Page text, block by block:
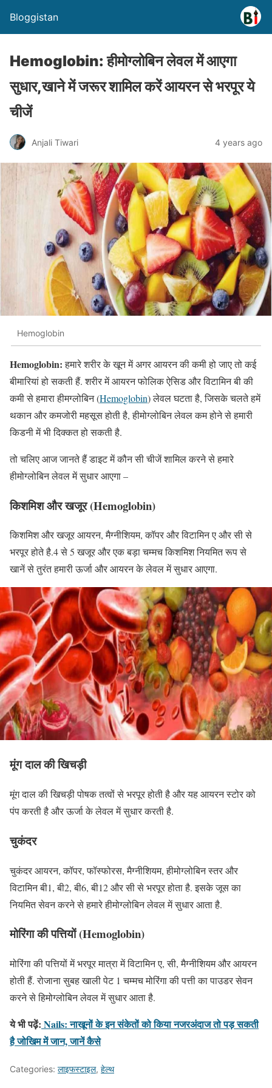
Bloggistan
Hemoglobin: हीमोग्लोबिन लेवल में आएगा
सुधार,खाने में जरूर शामिल करें आयरन से भरपूर ये
चीजें
Anjali Tiwari 4 years ago
Hemoglobin
Hemoglobin:हमारे शरीर के खून में अगर आयरन की कमी हो जाए तो कई
बीमारियां हो सकती हैं. शरीर में आयरन फोलिक ऐसिड और विटामिन बी की
कमी से हमारा हीमग्लोबिन (Hemoglobin) लेवल घटता है, जिसके चलते हमें
थकान और कमजोरी महसूस होती है, हीमोग्लोबिन लेवल कम होने से हमारी
किडनी में भी दिक्कत हो सकती है.
तो चलिए आज जानते हैं डाइट में कौन सी चीजें शामिल करने से हमारे
हीमोग्लोबिन लेवल में सुधार आएगा –
किशमिश और खजूर(Hemoglobin)
किशमिश और खजूर आयरन, मैग्नीशियम, कॉपर और विटामिन ए और सी से
भरपूर होते है.4 से 5 खजूर और एक बड़ा चम्मच किशमिश नियमित रूप से
खानें से तुरंत हमारी ऊर्जा और आयरन के लेवल में सुधार आएगा.
मूंग दाल की खिचड़ी
मूंग दाल की खिचड़ी पोषक तत्वों से भरपूर होती है और यह आयरन स्टोर को
पंप करती है और ऊर्जा के लेवल में सुधार करती है.
चुकंदर
चुकंदर आयरन, कॉपर, फॉस्फोरस, मैग्नीशियम, हीमोग्लोबिन स्तर और
विटामिन बी1, बी2, बी6, बी12 और सी से भरपूर होता है. इसके जूस का
नियमित सेवन करने से हमारे हीमोग्लोबिन लेवल में सुधार आता है.
मोरिंगा की पत्तियों(Hemoglobin)
मोरिंगा की पत्तियों में भरपूर मात्रा में विटामिन ए, सी, मैग्नीशियम और आयरन
होती हैं. रोजाना सुबह खाली पेट 1 चम्मच मोरिंगा की पत्ती का पाउडर सेवन
करने से हिमोग्लोबिन लेवल में सुधार आता है.
ये भी पढ़ें: Nails: नाखूनों के इन संकेतों को किया नजरअंदाज तो पड़ सकती
है जोखिम में जान, जानें कैसे
Categories: लाइफस्टाइल, हेल्थ